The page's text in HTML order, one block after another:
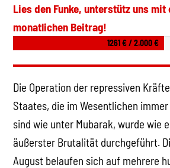
Lies den Funke, unterstütz uns mit
monatlichen Beitrag!
1261 € / 2.000 €
Die Operation der repressiven
Staates, die im Wesentlichen
sind wie unter Mubarak, wurde wie
äußerster Brutalität durchgeführt.
August belaufen sich auf mehrere